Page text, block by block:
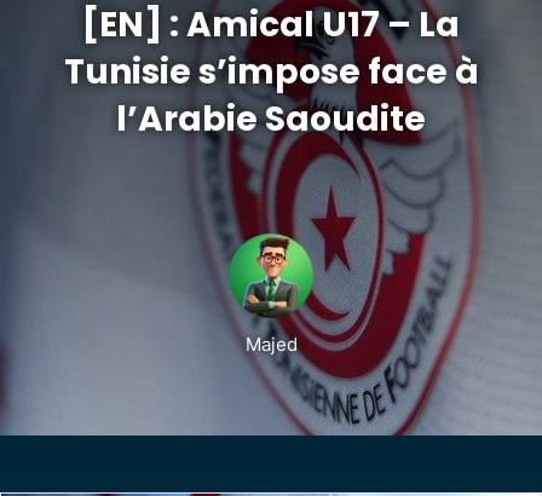
[EN] : Amical U17 – La
Tunisie s’impose face à
l’Arabie Saoudite
Majed